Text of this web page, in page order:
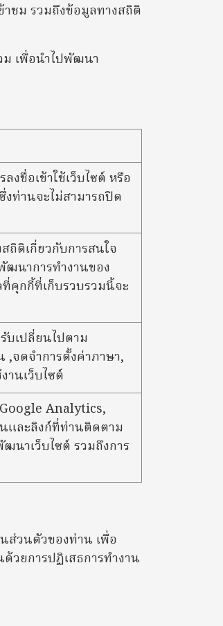
ชม รวมถึงข้อมูลทางสถิติ
ม เพื่อนำไปพัฒนา
งชื่อเข้าใช้เว็บไซต์ หรือ
ท่านจะไม่สามารถปิด
ถิติเกี่ยวกับการสนใจ
ฒนาการทำงานของ
คุกกี้ที่เก็บรวบรวมนี้จะ
บเปลี่ยนไปตาม
,จดจำการตั้งค่าภาษา,
านเว็บไซต์
Analytics,
และลิงก์ที่ท่านติดตาม
นาเว็บไซต์ รวมถึงการ
ส่วนตัวของท่าน เพื่อ
วยการปฏิเสธการทำงาน